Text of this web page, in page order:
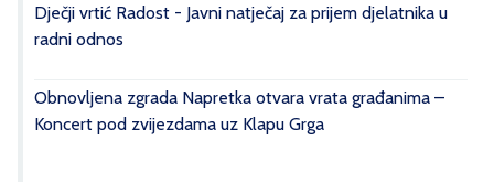
Dječji vrtić Radost - Javni natječaj za prijem djelatnika u
radni odnos
Obnovljena zgrada Napretka otvara vrata građanima –
Koncert pod zvijezdama uz Klapu Grga